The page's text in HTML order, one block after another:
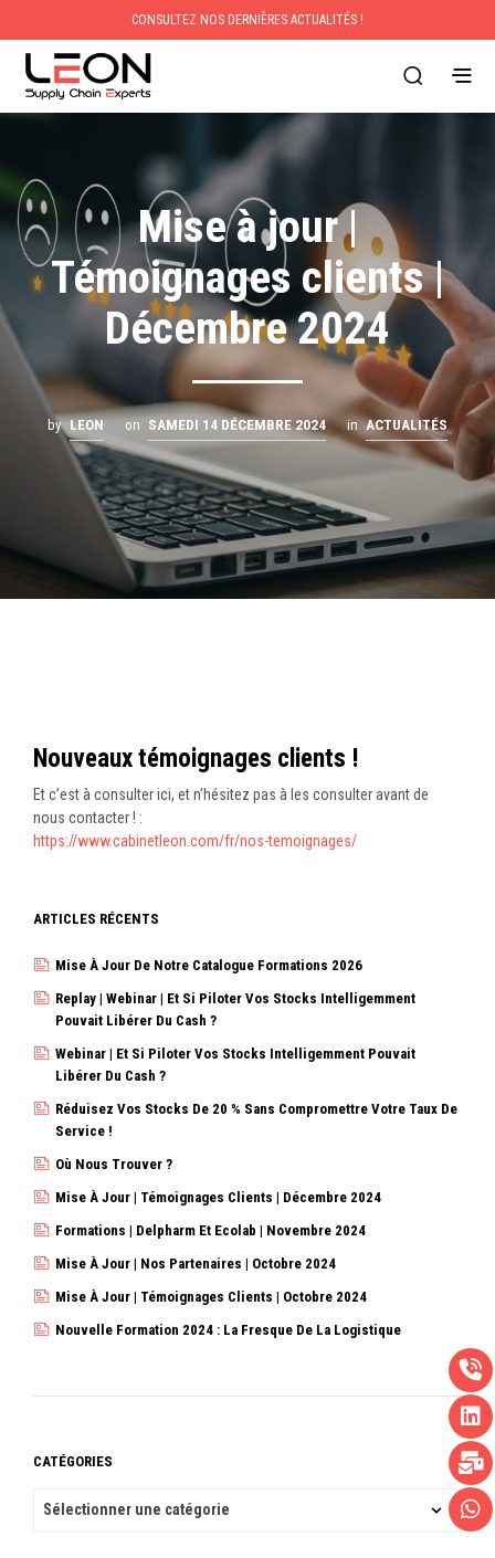
CONSULTEZ NOS DERNIÈRES ACTUALITÉS !
Mise à jour |
Témoignages clients |
Décembre 2024
by LEON on SAMEDI 14 DÉCEMBRE 2024 in ACTUALITÉS
Nouveaux témoignages clients !
Et c’est à consulter ici, et n’hésitez pas à les consulter avant de
nous contacter ! :
https://www.cabinetleon.com/fr/nos-temoignages/
ARTICLES RÉCENTS
Mise À Jour De Notre Catalogue Formations 2026
Replay | Webinar | Et Si Piloter Vos Stocks Intelligemment
Pouvait Libérer Du Cash ?
Webinar | Et Si Piloter Vos Stocks Intelligemment Pouvait
Libérer Du Cash ?
Réduisez Vos Stocks De 20 % Sans Compromettre Votre Taux De
Service !
Où Nous Trouver ?
Mise À Jour | Témoignages Clients | Décembre 2024
Formations | Delpharm Et Ecolab | Novembre 2024
Mise À Jour | Nos Partenaires | Octobre 2024
Mise À Jour | Témoignages Clients | Octobre 2024
Nouvelle Formation 2024 : La Fresque De La Logistique
CATÉGORIES
CATÉGORIES